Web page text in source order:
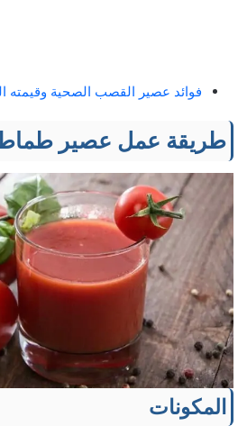
فوائد عصير القصب الصحية وقيمته
طريقة عمل عصير
المكونات